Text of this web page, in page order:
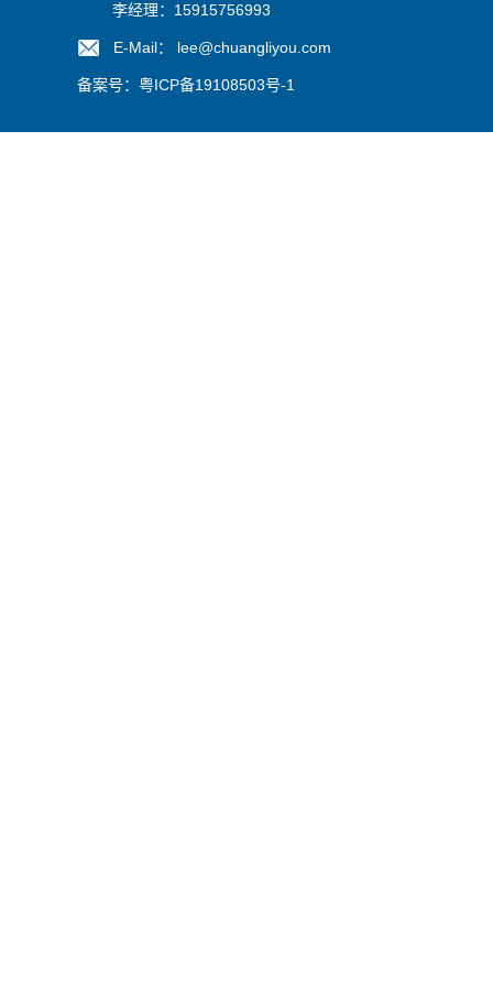
李经理：15915756993
E-Mail： lee@chuangliyou.com
备案号： 粤ICP备19108503号-1